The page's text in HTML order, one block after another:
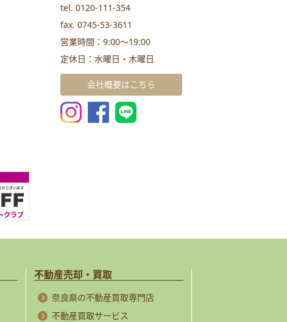
tel. 0120-111-354
fax. 0745-53-3611
営業時間：9:00～19:00
定休日：水曜日・木曜日
会社概要はこちら
不動産売却・買取
奈良県の不動産買取専門店
不動産買取サービス